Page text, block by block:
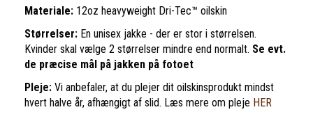
Materiale: 12oz heavyweight Dri-Tec™ oilskin
Størrelser: En unisex jakke - der er stor i størrelsen.
Kvinder skal vælge 2 størrelser mindre end normalt. Se evt.
de præcise mål på jakken på fotoet
Pleje: Vi anbefaler, at du plejer dit oilskinsprodukt mindst
hvert halve år, afhængigt af slid. Læs mere om pleje HER